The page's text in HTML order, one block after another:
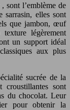
, sont l’emblème de
sarrasin, elles sont
que jambon, œuf
légèrement
un support idéal
aux plus
sucrée de la
croustillantes sont
du chocolat. Leur
pour obtenir la